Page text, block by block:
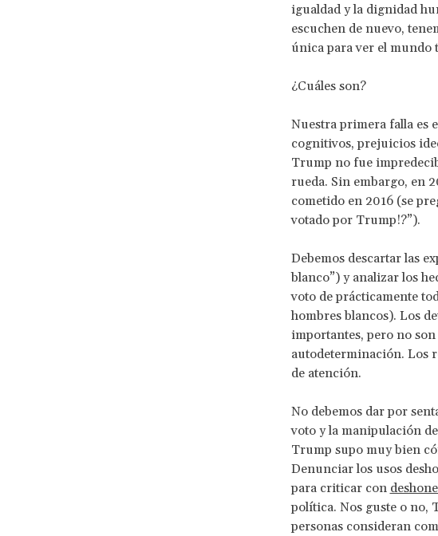
igualdad y la dignidad
escuchen de nuevo,
única para ver el mundo
¿Cuáles son?
Nuestra primera falla es
cognitivos, prejuicios
Trump no fue
rueda. Sin embargo, en
cometido en 2016 (se
votado por Trump!?”).
Debemos descartar las
blanco”) y analizar los
voto de prácticamente
hombres blancos). Los
importantes, pero no
autodeterminación. Los
de atención.
No debemos dar por
voto y la manipulación
Trump supo muy bien
Denunciar los usos
para criticar con
política. Nos guste o no,
personas consideran